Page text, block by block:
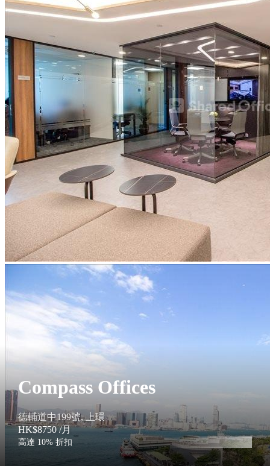
Compass Offices
德輔道中199號, 上環
HK$8750 /月
高達 10% 折扣